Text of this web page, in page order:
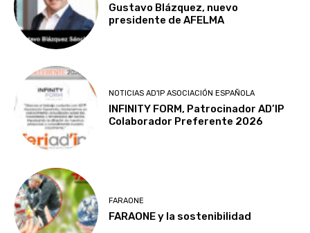
Gustavo Blázquez, nuevo
presidente de AFELMA
NOTICIAS AD'IP ASOCIACIÓN ESPAÑOLA
INFINITY FORM, Patrocinador AD’IP
Colaborador Preferente 2026
FARAONE
FARAONE y la sostenibilidad